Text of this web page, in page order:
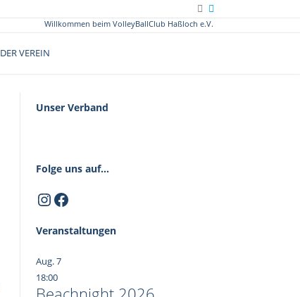
Willkommen beim VolleyBallClub Haßloch e.V.
DER VEREIN
Unser Verband
Folge uns auf...
Instagram
Facebook
Veranstaltungen
Aug.7
18:00